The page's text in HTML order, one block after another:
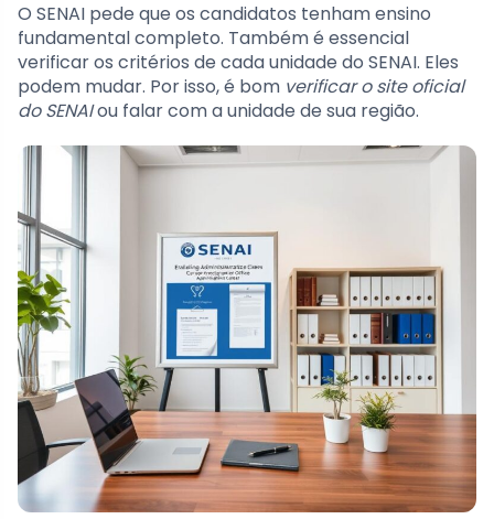
O SENAI pede que os candidatos tenham ensino
fundamental completo. Também é essencial
verificar os critérios de cada unidade do SENAI. Eles
podem mudar. Por isso, é bom verificar o site oficial
do SENAIou falar com a unidade de sua região.